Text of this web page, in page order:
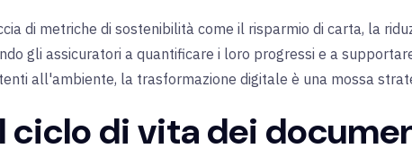
di metriche di sostenibilità come il risparmio di carta, la
gli assicuratori a quantificare i loro progressi e a
all'ambiente, la trasformazione digitale è una mossa
ciclo di vita dei